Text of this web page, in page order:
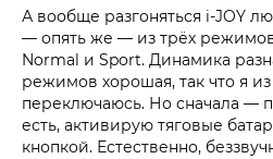
А вообще разгоняться i‑JOY
— опять же — из трёх
Normal и Sport. Динамика
режимов хорошая, так что я
переключаюсь. Но сначала —
есть, активирую тяговые
кнопкой. Естественно,